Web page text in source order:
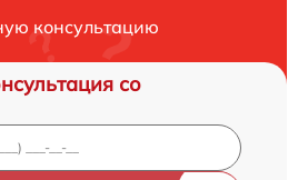
консультацию
со